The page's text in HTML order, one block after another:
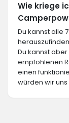
Wie kriege
Du kannst alle
Du kannst
empfohlenen
einen
würden wir